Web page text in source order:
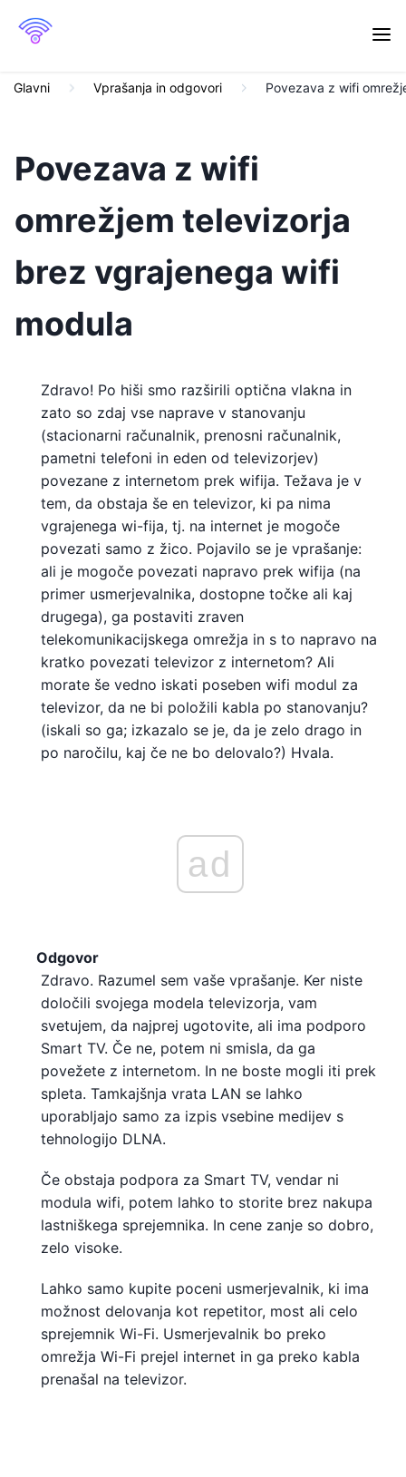
Glavni Vprašanja in odgovori Povezava z wifi
Povezava z wifi
omrežjem televizorja
brez vgrajenega wifi
modula
Zdravo! Po hiši smo razširili optična vlakna in
zato so zdaj vse naprave v stanovanju
(stacionarni računalnik, prenosni računalnik,
pametni telefoni in eden od televizorjev)
povezane z internetom prek wifija. Težava je v
tem, da obstaja še en televizor, ki pa nima
vgrajenega wi-fija, tj. na internet je mogoče
povezati samo z žico. Pojavilo se je vprašanje:
ali je mogoče povezati napravo prek wifija (na
primer usmerjevalnika, dostopne točke ali kaj
drugega), ga postaviti zraven
telekomunikacijskega omrežja in s to napravo na
kratko povezati televizor z internetom? Ali
morate še vedno iskati poseben wifi modul za
televizor, da ne bi položili kabla po stanovanju?
(iskali so ga; izkazalo se je, da je zelo drago in
po naročilu, kaj če ne bo delovalo?) Hvala.
ad
Odgovor
Zdravo. Razumel sem vaše vprašanje. Ker niste
določili svojega modela televizorja, vam
svetujem, da najprej ugotovite, ali ima podporo
Smart TV. Če ne, potem ni smisla, da ga
povežete z internetom. In ne boste mogli iti prek
spleta. Tamkajšnja vrata LAN se lahko
uporabljajo samo za izpis vsebine medijev s
tehnologijo DLNA.
Če obstaja podpora za Smart TV, vendar ni
modula wifi, potem lahko to storite brez nakupa
lastniškega sprejemnika. In cene zanje so dobro,
zelo visoke.
Lahko samo kupite poceni usmerjevalnik, ki ima
možnost delovanja kot repetitor, most ali celo
sprejemnik Wi-Fi. Usmerjevalnik bo preko
omrežja Wi-Fi prejel internet in ga preko kabla
prenašal na televizor.